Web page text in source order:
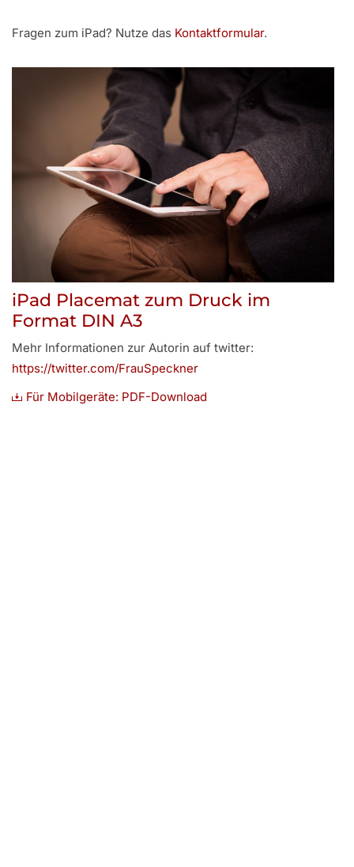
Fragen zum iPad? Nutze das Kontaktformular.
iPad Placemat zum Druck im
Format DIN A3
Mehr Informationen zur Autorin auf twitter:
https://twitter.com/FrauSpeckner
PDF-Download